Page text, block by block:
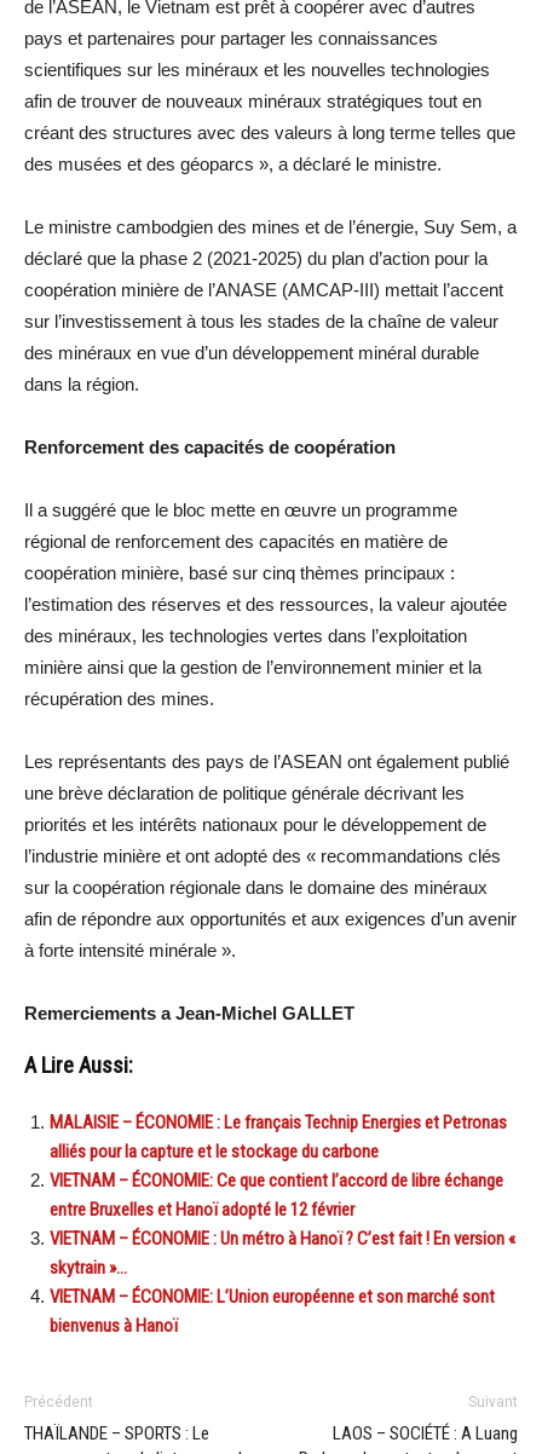
de l’ASEAN, le Vietnam est prêt à coopérer avec d’autres
pays et partenaires pour partager les connaissances
scientifiques sur les minéraux et les nouvelles technologies
afin de trouver de nouveaux minéraux stratégiques tout en
créant des structures avec des valeurs à long terme telles que
des musées et des géoparcs », a déclaré le ministre.
Le ministre cambodgien des mines et de l’énergie, Suy Sem, a
déclaré que la phase 2 (2021-2025) du plan d’action pour la
coopération minière de l’ANASE (AMCAP-III) mettait l’accent
sur l’investissement à tous les stades de la chaîne de valeur
des minéraux en vue d’un développement minéral durable
dans la région.
Renforcement des capacités de coopération
Il a suggéré que le bloc mette en œuvre un programme
régional de renforcement des capacités en matière de
coopération minière, basé sur cinq thèmes principaux :
l’estimation des réserves et des ressources, la valeur ajoutée
des minéraux, les technologies vertes dans l’exploitation
minière ainsi que la gestion de l’environnement minier et la
récupération des mines.
Les représentants des pays de l’ASEAN ont également publié
une brève déclaration de politique générale décrivant les
priorités et les intérêts nationaux pour le développement de
l’industrie minière et ont adopté des « recommandations clés
sur la coopération régionale dans le domaine des minéraux
afin de répondre aux opportunités et aux exigences d’un avenir
à forte intensité minérale ».
Remerciements a Jean-Michel GALLET
A Lire Aussi:
MALAISIE – ÉCONOMIE : Le français Technip Energies et Petronas
alliés pour la capture et le stockage du carbone
VIETNAM – ÉCONOMIE: Ce que contient l’accord de libre échange
entre Bruxelles et Hanoï adopté le 12 février
VIETNAM – ÉCONOMIE : Un métro à Hanoï ? C’est fait ! En version «
skytrain »…
VIETNAM – ÉCONOMIE: L’Union européenne et son marché sont
bienvenus à Hanoï
Précédent
THAÏLANDE – SPORTS : Le
Suivant
LAOS – SOCIÉTÉ : A Luang